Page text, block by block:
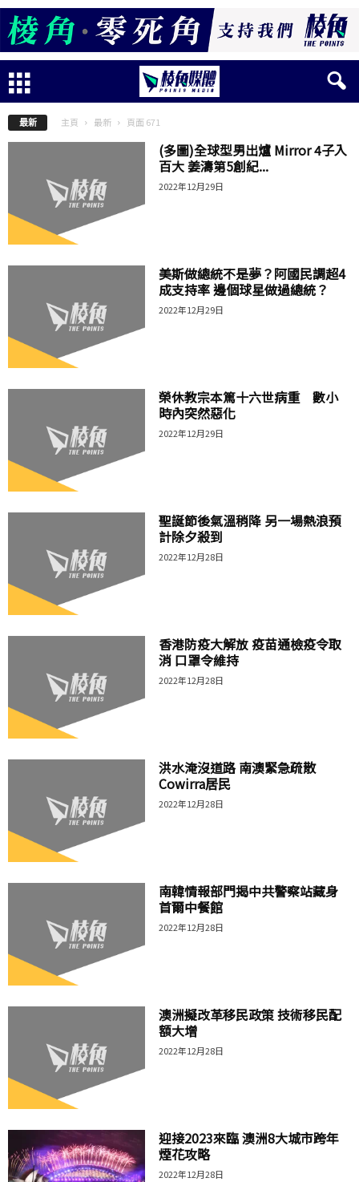
最新 主頁 最新 頁面 671
(多圖)全球型男出爐 Mirror 4子入
百大 姜濤第5創紀...
2022年12月29日
美斯做總統不是夢？阿國民調超4
成支持率 邊個球星做過總統？
2022年12月29日
榮休教宗本篤十六世病重 數小
時內突然惡化
2022年12月29日
聖誕節後氣溫稍降 另一場熱浪預
計除夕殺到
2022年12月28日
香港防疫大解放 疫苗通檢疫令取
消 口罩令維持
2022年12月28日
洪水淹沒道路 南澳緊急疏散
Cowirra居民
2022年12月28日
南韓情報部門揭中共警察站藏身
首爾中餐館
2022年12月28日
澳洲擬改革移民政策 技術移民配
額大增
2022年12月28日
迎接2023來臨 澳洲8大城市跨年
煙花攻略
2022年12月28日